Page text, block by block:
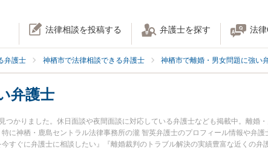
法律相談を投稿する 弁護士を探す 法
弁護士 神栖市で法律相談できる弁護士 神栖市で離婚・男女問題に強い
弁護士
つかりました。休日面談や夜間面談に対応している弁護士なども掲載中。離婚
に神栖・鹿島セントラル法律事務所の瀧 智英弁護士のプロフィール情報や弁
すぐに弁護士に相談したい』『離婚裁判のトラブル解決の実績豊富な近くの